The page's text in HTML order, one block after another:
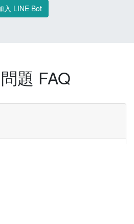
入 LINE Bot
題 FAQ